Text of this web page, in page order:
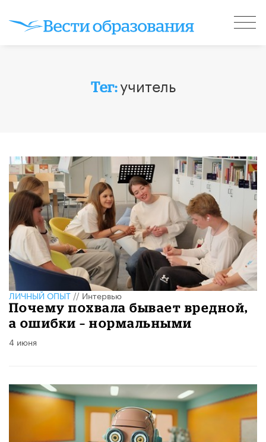
Тег:учитель
ЛИЧНЫЙ ОПЫТ//Интервью
​Почему похвала бывает вредной,
а ошибки – нормальными
4 июня